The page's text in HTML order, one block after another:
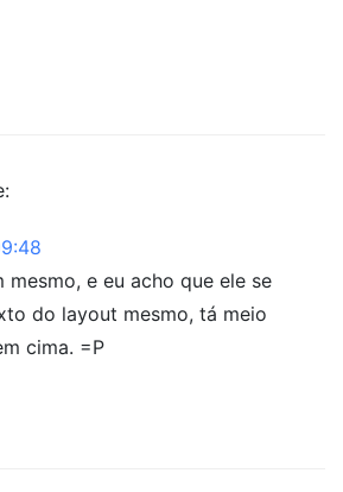
mesmo, e eu acho que ele se
do layout mesmo, tá meio
cima. =P